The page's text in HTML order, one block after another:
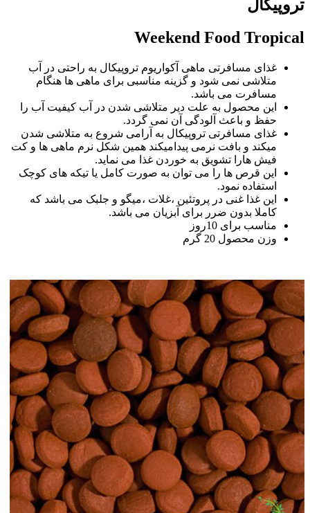
تروپیکال
Weekend Food Tropical
غذای مسافرتی ماهی آکواریوم تروپیکال به راحتی در آب
متلاشی نمی شود و گزینه مناسبی برای ماهی ها هنگام
مسافرت می باشد.
این محصول به علت دیر متلاشی شدن در آب کیفیت آب را
حفظ و باعث آلودگی آن نمی گردد.
غذای مسافرتی تروپیکال به آرامی شروع به متلاشی شدن
میکند و بافت نرمی پیدامیکند همین شکل نرم ماهی ها و کت
فیش هارا تشویق به خوردن غذا می نماید.
این قرص ها را می توان به صورت کامل یا تیکه های کوچک
استفاده نمود.
این غذا غنی در پروتئین ،غلات ،میگو و جلبک می باشد که
کاملا بدون ضرر برای آبزیان می باشد.
مناسب برای 10روز
وزن محصول 20 گرم